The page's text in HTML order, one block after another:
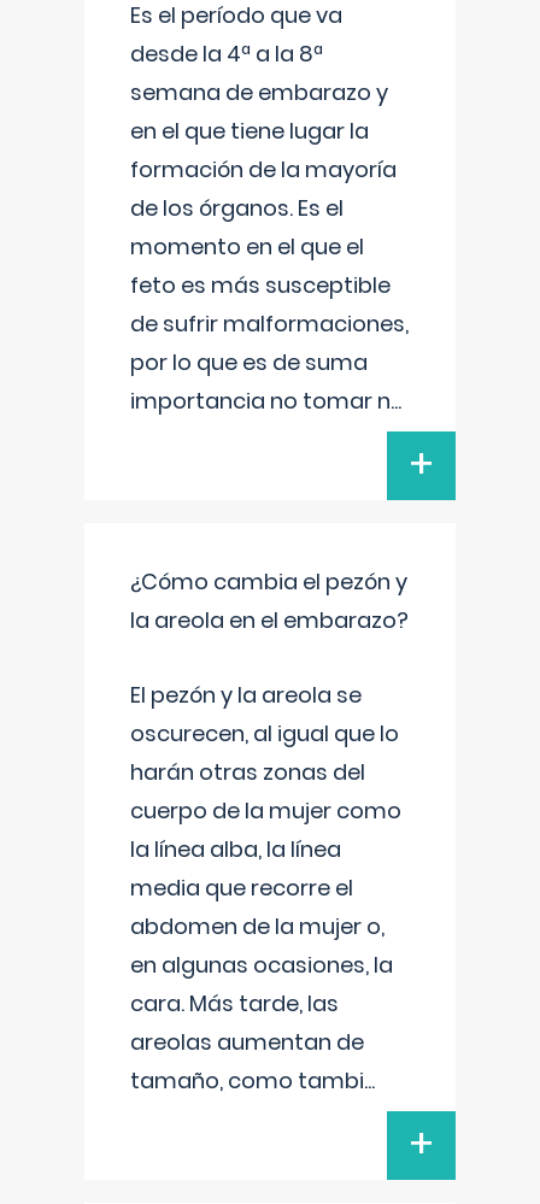
Es el período que va
desde la 4ª a la 8ª
semana de embarazo y
en el que tiene lugar la
formación de la mayoría
de los órganos. Es el
momento en el que el
feto es más susceptible
de sufrir malformaciones,
por lo que es de suma
importancia no tomar n...
+
¿Cómo cambia el pezón y
la areola en el embarazo?
El pezón y la areola se
oscurecen, al igual que lo
harán otras zonas del
cuerpo de la mujer como
la línea alba, la línea
media que recorre el
abdomen de la mujer o,
en algunas ocasiones, la
cara. Más tarde, las
areolas aumentan de
tamaño, como tambi...
+